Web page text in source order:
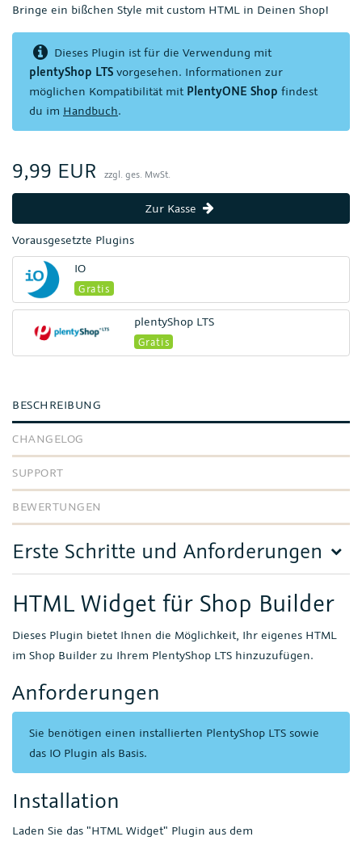
Bringe ein bißchen Style mit custom HTML in Deinen Shop!
Dieses Plugin ist für die Verwendung mit
plentyShop LTS vorgesehen. Informationen zur
möglichen Kompatibilität mit PlentyONE Shop findest
du im Handbuch.
9,99 EUR zzgl. ges. MwSt.
Zur Kasse
Vorausgesetzte Plugins
IO
Gratis
plentyShop LTS
Gratis
BESCHREIBUNG
CHANGELOG
SUPPORT
BEWERTUNGEN
Erste Schritte und Anforderungen
HTML Widget für Shop Builder
Dieses Plugin bietet Ihnen die Möglichkeit, Ihr eigenes HTML
im Shop Builder zu Ihrem PlentyShop LTS hinzuzufügen.
Anforderungen
Sie benötigen einen installierten PlentyShop LTS sowie
das IO Plugin als Basis.
Installation
Laden Sie das "HTML Widget" Plugin aus dem